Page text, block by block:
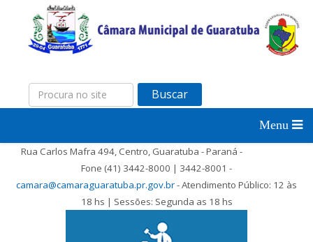
Buscar
Rua Carlos Mafra 494, Centro, Guaratuba - Paraná -
Fone (41) 3442-8000 | 3442-8001 -
camara@camaraguaratuba.pr.gov.br- Atendimento Público: 12 às
18 hs | Sessões: Segunda as 18 hs